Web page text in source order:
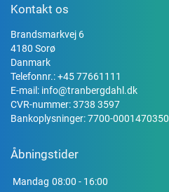
Kontakt os
Brandsmarkvej 6
4180 Sorø
Danmark
Telefonnr.:+45 77661111
E-mail: info@tranbergdahl.dk
CVR-nummer: 3738 3597
Bankoplysninger: 7700-0001470350
Åbningstider
Mandag 08:00 - 16:00